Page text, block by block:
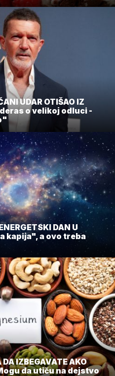
UDAR OTIŠAO IZ
o velikoj odluci -
DAN U
kapija", a ovo treba
IZBEGAVATE AKO
da utiču na dejstvo